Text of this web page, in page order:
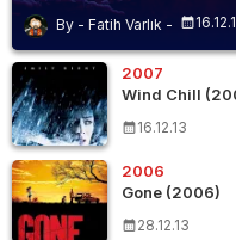
Fatih Varlık
2007
Wind Chill
16.12.13
2006
Gone (2006)
28.12.13